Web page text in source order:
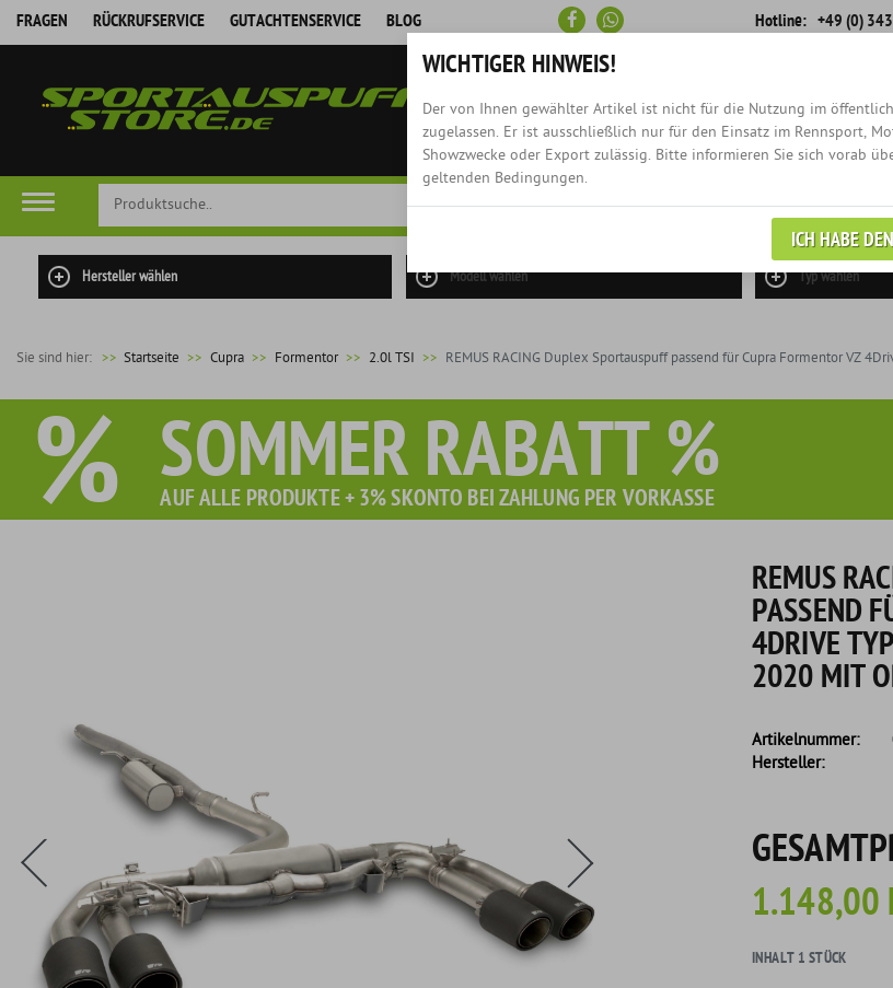
FRAGEN RÜCKRUFSERVICE GUTACHTENSERVICE BLOG Hotline: +49 (0)
Schneller
Versand
Rückruf-
Service
NEWS
Hersteller wählen Modell wählen Typ wählen
Sie sind hier: >> Startseite Cupra Formentor 2.0l TSI REMUS RACING Duplex Sportauspuff passend für Cupra Formentor VZ
% SOMMER RABATT %
AUF ALLE PRODUKTE + 3% SKONTO BEI ZAHLUNG PER VORKASSE
REMUS
PASSEND
4DRIVE
2020 MIT
Artikelnummer:
Hersteller:
1.148,00
INHALT 1STÜCK
Sie erhalten Sie beim Kauf diesen Artikel Gratis eine Flasche Rain-X Regenabweiser!
WICHTIGER HINWEIS!
Der von Ihnen gewählter Artikel ist nicht für die Nutzung im
zugelassen. Er ist ausschließlich nur für den Einsatz im Rennsport,
Showzwecke oder Export zulässig. Bitte informieren Sie sich vorab
geltenden Bedingungen.
ICH HABE